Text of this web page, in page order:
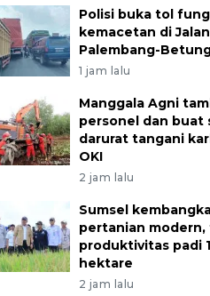
Polisi buka tol
kemacetan di Jalan
Palembang-
1 jam lalu
Manggala Agni
personel dan buat
darurat tangani
OKI
2 jam lalu
Sumsel
pertanian
produktivitas padi
hektare
2 jam lalu